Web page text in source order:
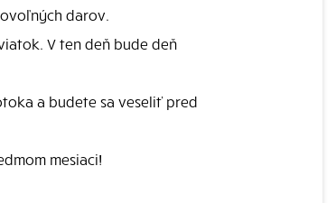
darov.
V ten deň bude deň
a budete sa veseliť pred
mesiaci!